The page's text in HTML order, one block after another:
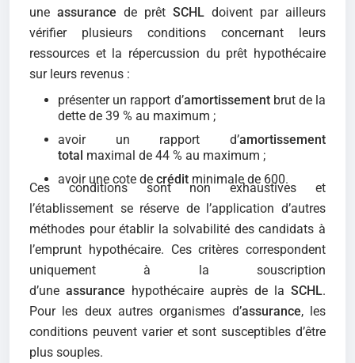
une assurance de prêt SCHL doivent par ailleurs
vérifier plusieurs conditions concernant leurs
ressources et la répercussion du prêt hypothécaire
sur leurs revenus :
présenter un rapport d’amortissementbrut de la
dette de 39 % au maximum ;
avoir un rapport d’amortissement
total maximal de 44 % au maximum ;
avoir une cote de crédit minimale de 600.
Ces conditions sont non exhaustives et
l’établissement se réserve de l’application d’autres
méthodes pour établir la solvabilité des candidats à
l’emprunt hypothécaire. Ces critères correspondent
uniquement à la souscription
d’une assurance hypothécaire auprès de la SCHL.
Pour les deux autres organismes d’assurance, les
conditions peuvent varier et sont susceptibles d’être
plus souples.